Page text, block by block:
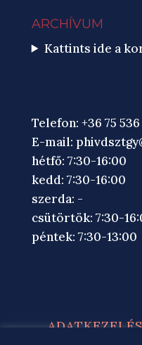
ARCHÍVUM
Kattints ide a
Telefon: +36 75
E-mail:
hétfő: 7:30-16:00
kedd: 7:30-16:00
szerda: -
csütörtök: 7:30-
péntek: 7:30-13:00